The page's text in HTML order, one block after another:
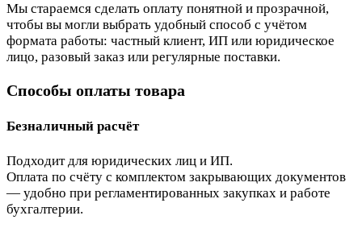
Мы стараемся сделать оплату понятной и прозрачной,
чтобы вы могли выбрать удобный способ с учётом
формата работы: частный клиент, ИП или юридическое
лицо, разовый заказ или регулярные поставки.
Способы оплаты товара
Безналичный расчёт
Подходит для юридических лиц и ИП.
Оплата по счёту с комплектом закрывающих документов
— удобно при регламентированных закупках и работе
бухгалтерии.